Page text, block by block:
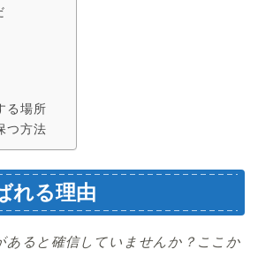
る場所
つ方法
れる理由
あると確信していませんか？ここか